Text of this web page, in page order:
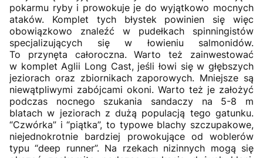
pokarmu ryby i prowokuje je do wyjątkowo mocnych
ataków. Komplet tych błystek powinien się więc
obowiązkowo znaleźć w pudełkach spinningistów
specjalizujących się w łowieniu salmonidów.
To przynęta całoroczna. Warto też zainwestować
w kompletAglii Long Cast, jeśli łowi się w głębszych
jeziorach oraz zbiornikach zaporowych. Mniejsze są
niewątpliwymi zabójcami okoni. Warto też je założyć
podczas nocnego szukania sandaczy na 5-8 m
blatach w jeziorach z dużą populacją tego gatunku.
“Czwórka” i “piątka”, to typowe blachy szczupakowe,
niejednokrotnie bardziej prowokujące od woblerów
typu “deep runner”. Na rzekach nizinnych mogą się